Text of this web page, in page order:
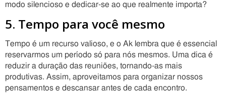
modo silencioso e dedicar-se ao que realmente importa?
5. Tempo para você mesmo
Tempo é um recurso valioso, e o Ak lembra que é essencial
reservarmos um período só para nós mesmos. Uma dica é
reduzir a duração das reuniões, tornando-as mais
produtivas. Assim, aproveitamos para organizar nossos
pensamentos e descansar antes de cada encontro.